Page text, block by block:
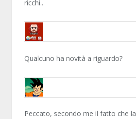
ricchi..
TOPWEB
Qualcuno ha novità a riguardo?
TRAFITTO
Peccato, secondo me il fatto che